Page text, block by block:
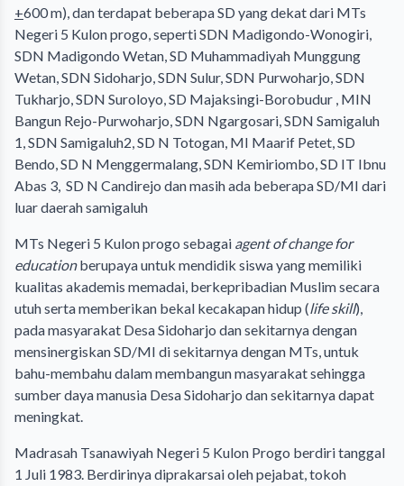
+600 m), dan terdapat beberapa SD yang dekat dari MTs
Negeri 5 Kulon progo, seperti SDN Madigondo-Wonogiri,
SDN Madigondo Wetan, SD Muhammadiyah Munggung
Wetan, SDN Sidoharjo, SDN Sulur, SDN Purwoharjo, SDN
Tukharjo, SDN Suroloyo, SD Majaksingi-Borobudur , MIN
Bangun Rejo-Purwoharjo, SDN Ngargosari, SDN Samigaluh
1, SDN Samigaluh2, SD N Totogan, MI Maarif Petet, SD
Bendo, SD N Menggermalang, SDN Kemiriombo, SD IT Ibnu
Abas 3, SD N Candirejo dan masih ada beberapa SD/MI dari
luar daerah samigaluh
MTs Negeri 5 Kulon progo sebagai agent of change for
educationberupaya untuk mendidik siswa yang memiliki
kualitas akademis memadai, berkepribadian Muslim secara
utuh serta memberikan bekal kecakapan hidup (life skill),
pada masyarakat Desa Sidoharjo dan sekitarnya dengan
mensinergiskan SD/MI di sekitarnya dengan MTs, untuk
bahu-membahu dalam membangun masyarakat sehingga
sumber daya manusia Desa Sidoharjo dan sekitarnya dapat
meningkat.
Madrasah Tsanawiyah Negeri 5 Kulon Progo berdiri tanggal
1 Juli 1983. Berdirinya diprakarsai oleh pejabat, tokoh